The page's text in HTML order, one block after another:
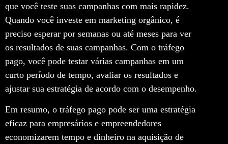
que você teste suas campanhas com mais rapidez.
Quando você investe em marketing orgânico, é
preciso esperar por semanas ou até meses para ver
os resultados de suas campanhas. Com o tráfego
pago, você pode testar várias campanhas em um
curto período de tempo, avaliar os resultados e
ajustar sua estratégia de acordo com o desempenho.
Em resumo, o tráfego pago pode ser uma estratégia
eficaz para empresários e empreendedores
economizarem tempo e dinheiro na aquisição de